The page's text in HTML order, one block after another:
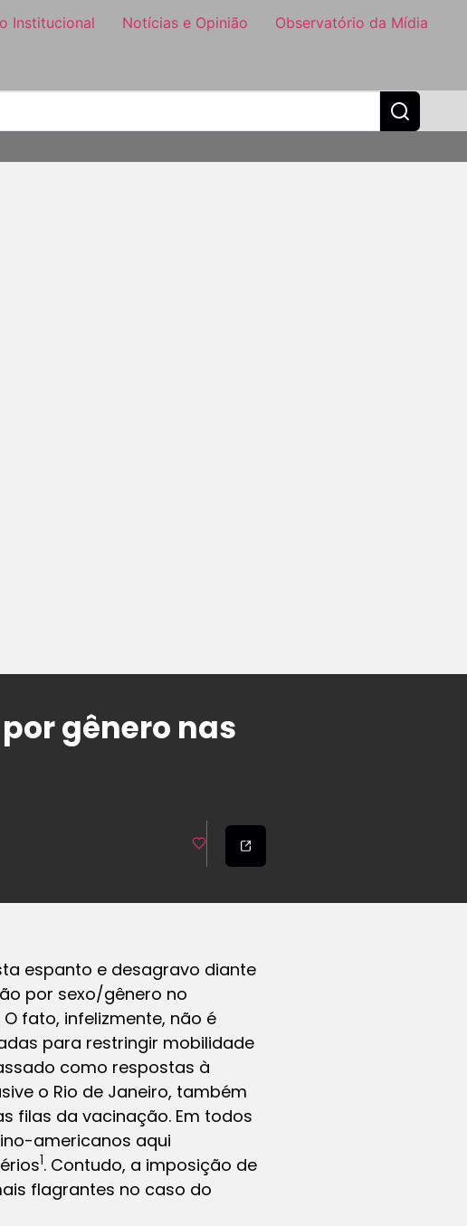
Institucional Notícias e Opinião Observatório da Mídia
gênero nas
espanto e desagravo diante
por sexo/gênero no
fato, infelizmente, não é
para restringir mobilidade
como respostas à
o Rio de Janeiro, também
filas da vacinação. Em todos
americanos aqui
1. Contudo, a imposição de
flagrantes no caso do